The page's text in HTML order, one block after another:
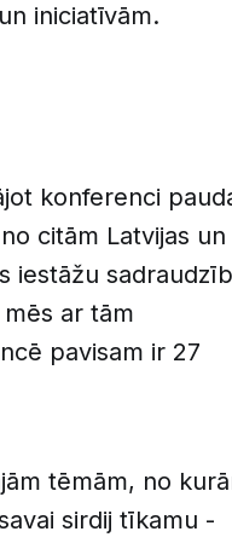
iniciatīvām.
konferenci
citām Latvijas un
iestāžu
ar tām
pavisam ir 27
tēmām, no
sirdij tīkamu -